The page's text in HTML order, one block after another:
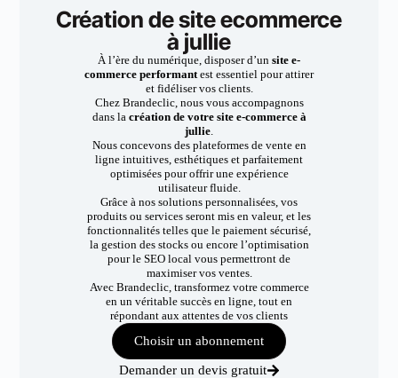
Création de site ecommerce
à jullie
À l’ère du numérique, disposer d’un site e-
commerce performantest essentiel pour attirer
et fidéliser vos clients.
Chez Brandeclic, nous vous accompagnons
dans la création de votre site e-commerce à
jullie.
Nous concevons des plateformes de vente en
ligne intuitives, esthétiques et parfaitement
optimisées pour offrir une expérience
utilisateur fluide.
Grâce à nos solutions personnalisées, vos
produits ou services seront mis en valeur, et les
fonctionnalités telles que le paiement sécurisé,
la gestion des stocks ou encore l’optimisation
pour le SEO local vous permettront de
maximiser vos ventes.
Avec Brandeclic, transformez votre commerce
en un véritable succès en ligne, tout en
répondant aux attentes de vos clients
Choisir un abonnement
Demander un devis gratuit